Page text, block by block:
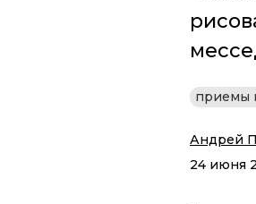
приемы
Андрей
24 июня